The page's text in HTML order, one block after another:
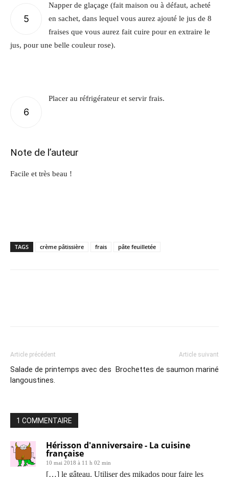
5
Napper de glaçage (fait maison ou à défaut, acheté
en sachet, dans lequel vous aurez ajouté le jus de 8
fraises que vous aurez fait cuire pour en extraire le
jus, pour une belle couleur rose).
6
Placer au réfrigérateur et servir frais.
Note de l’auteur
Facile et très beau !
TAGS crème pâtissière frais pâte feuilletée
Article précédent
Salade de printemps avec des
langoustines.
Article suivant
Brochettes de saumon mariné
1 COMMENTAIRE
Hérisson d'anniversaire - La cuisine
française
10 mai 2018 à 11 h 02 min
[…] le gâteau. Utiliser des mikados pour faire les